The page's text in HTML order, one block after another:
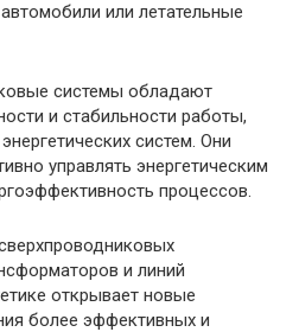
или летательные
системы обладают
и стабильности работы,
систем. Они
управлять энергетическим
процессов.
и линий
открывает новые
более эффективных и